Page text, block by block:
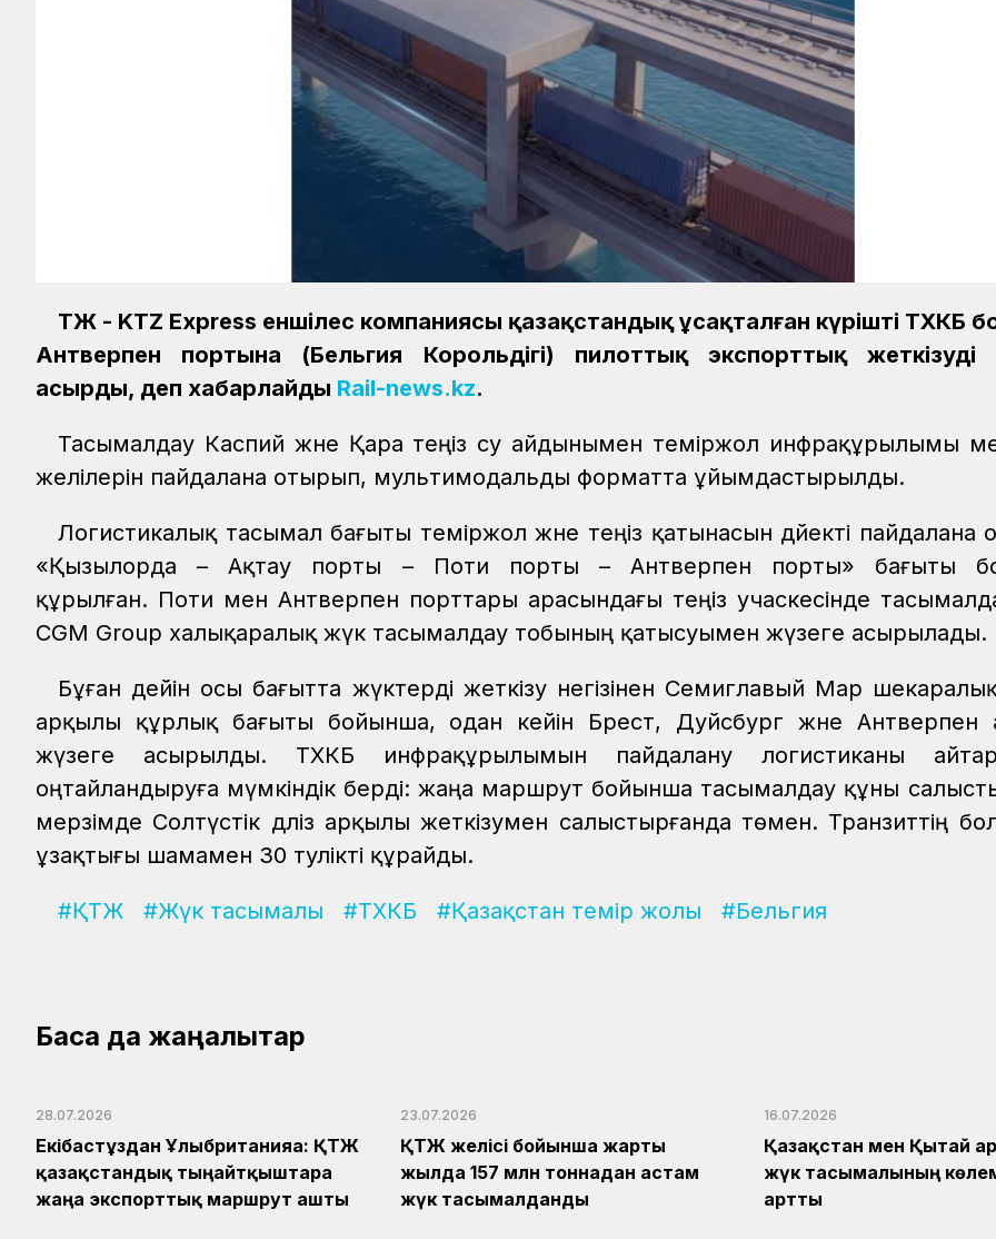
ҚТЖ - KTZ Express еншілес компаниясы қазақстандық ұсақталған күрішті ТХКБ
Антверпен портына (Бельгия Корольдігі) пилоттық экспорттық жеткізуді
асырды, деп хабарлайды Rail-news.kz.
Тасымалдау Каспий және Қара теңіз су айдынымен теміржол инфрақұрылымы
желілерін пайдалана отырып, мультимодальды форматта ұйымдастырылды.
Логистикалық тасымал бағыты теміржол және теңіз қатынасын дәйекті пайдалана
«Қызылорда – Ақтау порты – Поти порты – Антверпен порты» бағыты
құрылған. Поти мен Антверпен порттары арасындағы теңіз учаскесінде
CGM Group халықаралық жүк тасымалдау тобының қатысуымен жүзеге асырылады.
Бұған дейін осы бағытта жүктерді жеткізу негізінен Семиглавый Мар
арқылы құрлық бағыты бойынша, одан кейін Брест, Дуйсбург және Антверпен
жүзеге асырылды. ТХКБ инфрақұрылымын пайдалану логистиканы
оңтайландыруға мүмкіндік берді: жаңа маршрут бойынша тасымалдау құны
мерзімде Солтүстік дәліз арқылы жеткізумен салыстырғанда төмен. Транзиттің
ұзақтығы шамамен 30 тәулікті құрайды.
#ҚТЖ #Жүк тасымалы #ТХКБ #Қазақстан темір жолы #Бельгия
Басқа да жаңалықтар
28.07.2026
Екібастұздан Ұлыбританияға: ҚТЖ
қазақстандық тыңайтқыштарға
жаңа экспорттық маршрут ашты
23.07.2026
ҚТЖ желісі бойынша жарты
жылда 157 млн тоннадан астам
жүк тасымалданды
16.07.2026
Қазақстан мен Қытай
жүк тасымалының
артты